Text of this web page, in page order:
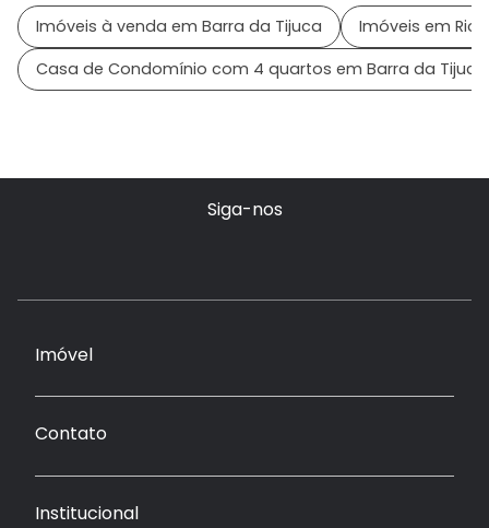
Imóveis à venda em Barra da Tijuca
Imóveis em Rio
Casa de Condomínio com 4 quartos em Barra da Tijuca
Siga-nos
Imóvel
Contato
Institucional